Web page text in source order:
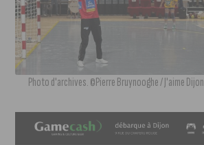
Photo d'archives. ©Pierre Bruynooghe / J'aime Dijon